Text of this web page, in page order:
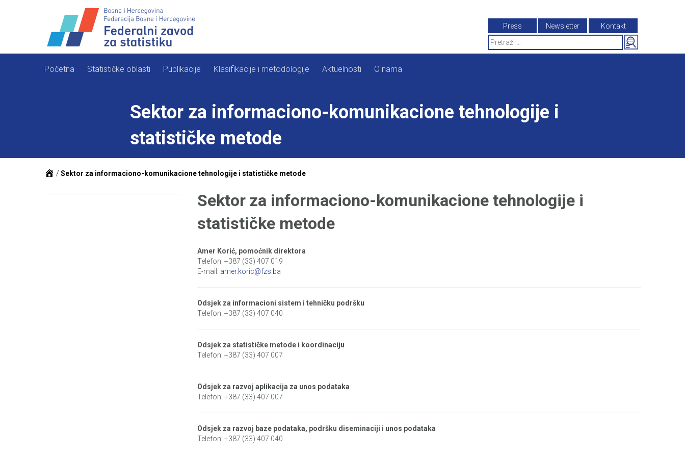
Press Newsletter
Kontakt
Search
for:
Početna Statističke oblasti Publikacije Klasifikacije i metodologije Aktuelnosti O nama
Sektor za informaciono-komunikacione tehnologije i
statističke metode
/ Sektor za informaciono-komunikacione tehnologije i statističke metode
Sektor za informaciono-komunikacione tehnologije i
statističke metode
Amer Korić, pomoćnik direktora
Telefon: +387 (33) 407 019
E-mail: amer.koric@fzs.ba
Odsjek za informacioni sistem i tehničku podršku
Telefon: +387 (33) 407 040
Odsjek za statističke metode i koordinaciju
Telefon: +387 (33) 407 007
Odsjek za razvoj aplikacija za unos podataka
Telefon: +387 (33) 407 007
Odsjek za razvoj baze podataka, podršku diseminaciji i unos podataka
Telefon: +387 (33) 407 040